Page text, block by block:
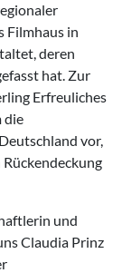
Filmhaus in
deren
hat. Zur
Erfreuliches
die
vor,
und
Claudia Prinz